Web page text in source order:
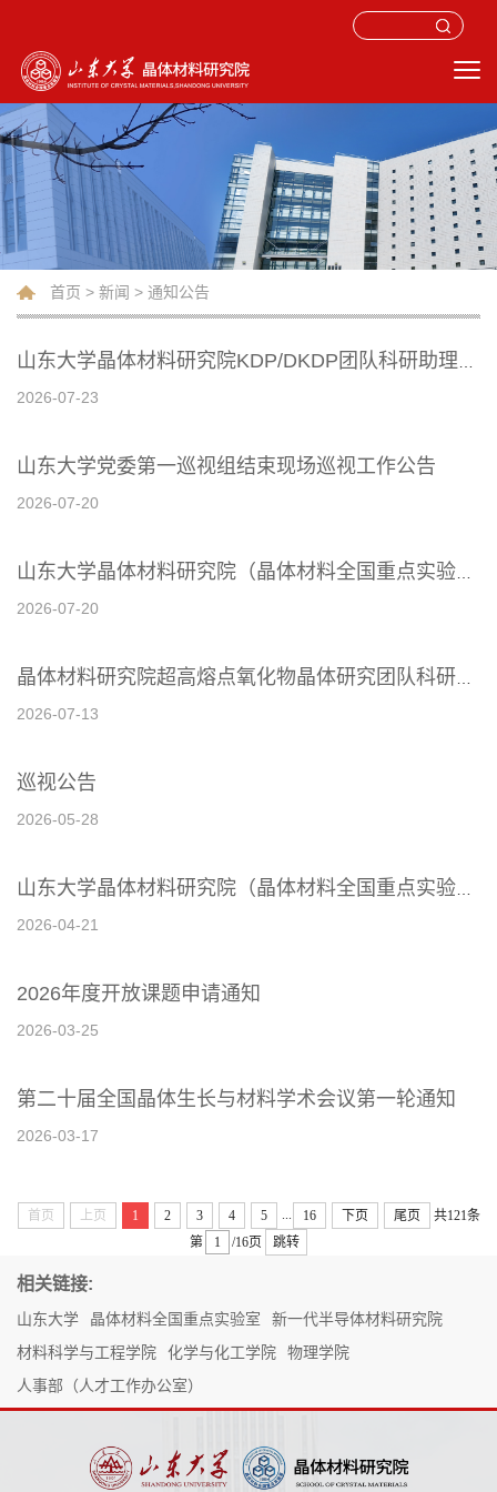
首页 > 新闻 > 通知公告
2026-07-23
山东大学党委第一巡视组结束现场巡视工作公告
2026-07-20
2026-07-20
2026-07-13
巡视公告
2026-05-28
2026-04-21
2026年度开放课题申请通知
2026-03-25
第二十届全国晶体生长与材料学术会议第一轮通知
2026-03-17
首页 上页 1 2 3 4 5 16 下页 尾页
共121条
第
/16页 跳转
相关链接:
山东大学 晶体材料全国重点实验室
新一代半导体材料研究院
材料科学与工程学院
化学与化工学院
物理学院
人事部（人才工作办公室）